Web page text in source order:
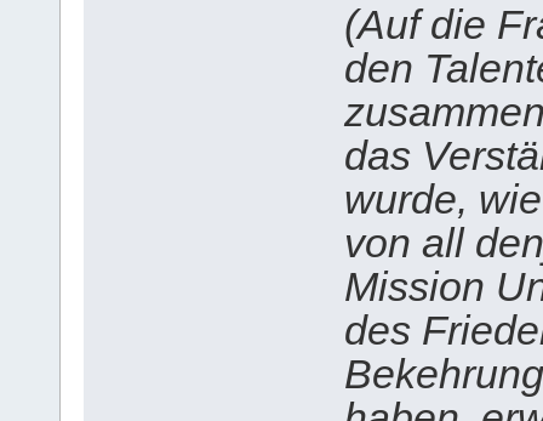
(Auf die
den
das
wurde,
von all
Mission
des